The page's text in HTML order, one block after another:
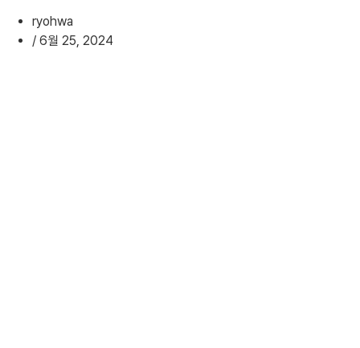
ryohwa
/ 6월 25, 2024